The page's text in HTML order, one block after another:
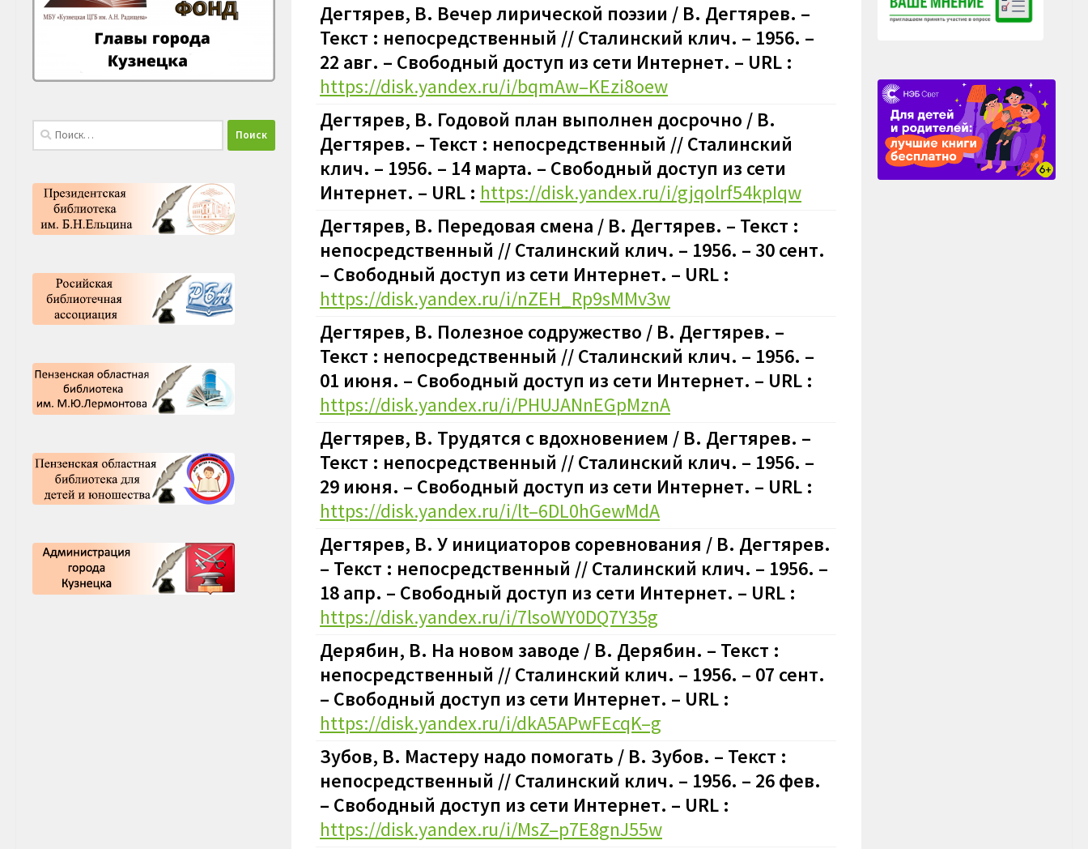
Дегтярев, В. Вечер лирической поэзии / В. Дегтярев. –
Текст : непосредственный // Сталинский клич. – 1956. –
22 авг. – Свободный доступ из сети Интернет. – URL :
https://disk.yandex.ru/i/bqmAw–KEzi8oew
Дегтярев, В. Годовой план выполнен досрочно / В.
Дегтярев. – Текст : непосредственный // Сталинский
клич. – 1956. – 14 марта. – Свободный доступ из сети
Интернет. – URL : https://disk.yandex.ru/i/gjqolrf54kpIqw
Дегтярев, В. Передовая смена / В. Дегтярев. – Текст :
непосредственный // Сталинский клич. – 1956. – 30 сент.
– Свободный доступ из сети Интернет. – URL :
https://disk.yandex.ru/i/nZEH_Rp9sMMv3w
Дегтярев, В. Полезное содружество / В. Дегтярев. –
Текст : непосредственный // Сталинский клич. – 1956. –
01 июня. – Свободный доступ из сети Интернет. – URL :
https://disk.yandex.ru/i/PHUJANnEGpMznA
Дегтярев, В. Трудятся с вдохновением / В. Дегтярев. –
Текст : непосредственный // Сталинский клич. – 1956. –
29 июня. – Свободный доступ из сети Интернет. – URL :
https://disk.yandex.ru/i/lt–6DL0hGewMdA
Дегтярев, В. У инициаторов соревнования / В. Дегтярев.
– Текст : непосредственный // Сталинский клич. – 1956. –
18 апр. – Свободный доступ из сети Интернет. – URL :
https://disk.yandex.ru/i/7lsoWY0DQ7Y35g
Дерябин, В. На новом заводе / В. Дерябин. – Текст :
непосредственный // Сталинский клич. – 1956. – 07 сент.
– Свободный доступ из сети Интернет. – URL :
https://disk.yandex.ru/i/dkA5APwFEcqK–g
Зубов, В. Мастеру надо помогать / В. Зубов. – Текст :
непосредственный // Сталинский клич. – 1956. – 26 фев.
– Свободный доступ из сети Интернет. – URL :
https://disk.yandex.ru/i/MsZ–p7E8gnJ55w
Найти: